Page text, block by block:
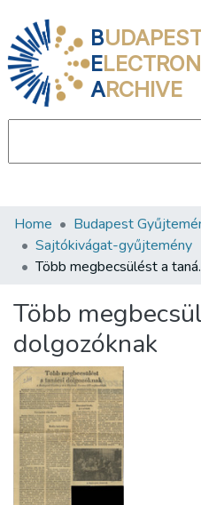
B
E
ARCHIVE
Communities & Collections
All of DSpace
About us
Home Budapest
Sajtókivágat-gyűjtemény
Több
Több
dolgozóknak